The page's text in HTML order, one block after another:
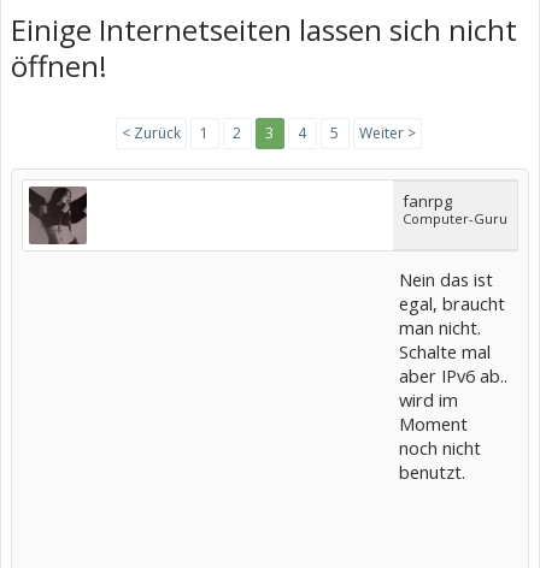
Einige Internetseiten lassen sich nicht
öffnen!
< Zurück 1 2 3 4 5 Weiter >
fanrpg
Computer-Guru
Nein das ist
egal, braucht
man nicht.
Schalte mal
aber IPv6 ab..
wird im
Moment
noch nicht
benutzt.